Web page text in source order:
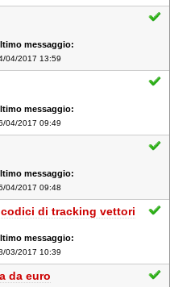
04/2017 13:59
04/2017 09:49
04/2017 09:48
di tracking vettori
03/2017 10:39
da euro